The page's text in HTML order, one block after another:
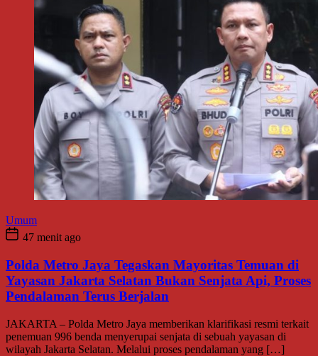
Umum
47 menit ago
Polda Metro Jaya Tegaskan Mayoritas Temuan di
Yayasan Jakarta Selatan Bukan Senjata Api, Proses
Pendalaman Terus Berjalan
JAKARTA – Polda Metro Jaya memberikan klarifikasi resmi terkait
penemuan 996 benda menyerupai senjata di sebuah yayasan di
wilayah Jakarta Selatan. Melalui proses pendalaman yang […]